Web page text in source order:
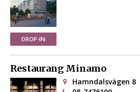
DROP-IN
Restaurang Minamo
Hamndalsvägen 8